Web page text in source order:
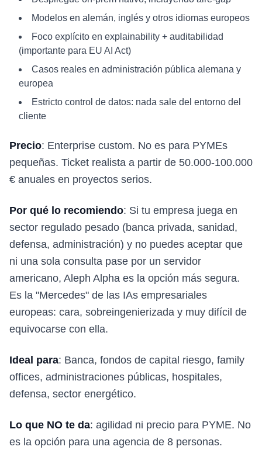
Modelos en alemán, inglés y otros idiomas europeos
Foco explícito en explainability + auditabilidad
(importante para EU AI Act)
Casos reales en administración pública alemana y
europea
Estricto control de datos: nada sale del entorno del
cliente
Precio: Enterprise custom. No es para PYMEs
pequeñas. Ticket realista a partir de 50.000-100.000
€ anuales en proyectos serios.
Por qué lo recomiendo: Si tu empresa juega en
sector regulado pesado (banca privada, sanidad,
defensa, administración) y no puedes aceptar que
ni una sola consulta pase por un servidor
americano, Aleph Alpha es la opción más segura.
Es la "Mercedes" de las IAs empresariales
europeas: cara, sobreingenierizada y muy difícil de
equivocarse con ella.
Ideal para: Banca, fondos de capital riesgo, family
offices, administraciones públicas, hospitales,
defensa, sector energético.
Lo que NO te da: agilidad ni precio para PYME. No
es la opción para una agencia de 8 personas.